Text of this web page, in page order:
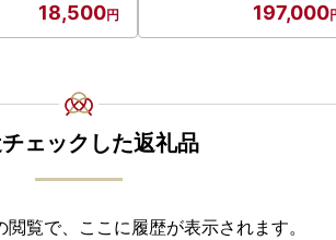
18,500 197,000
ェックした返礼品
覧で、ここに履歴が表示されます。